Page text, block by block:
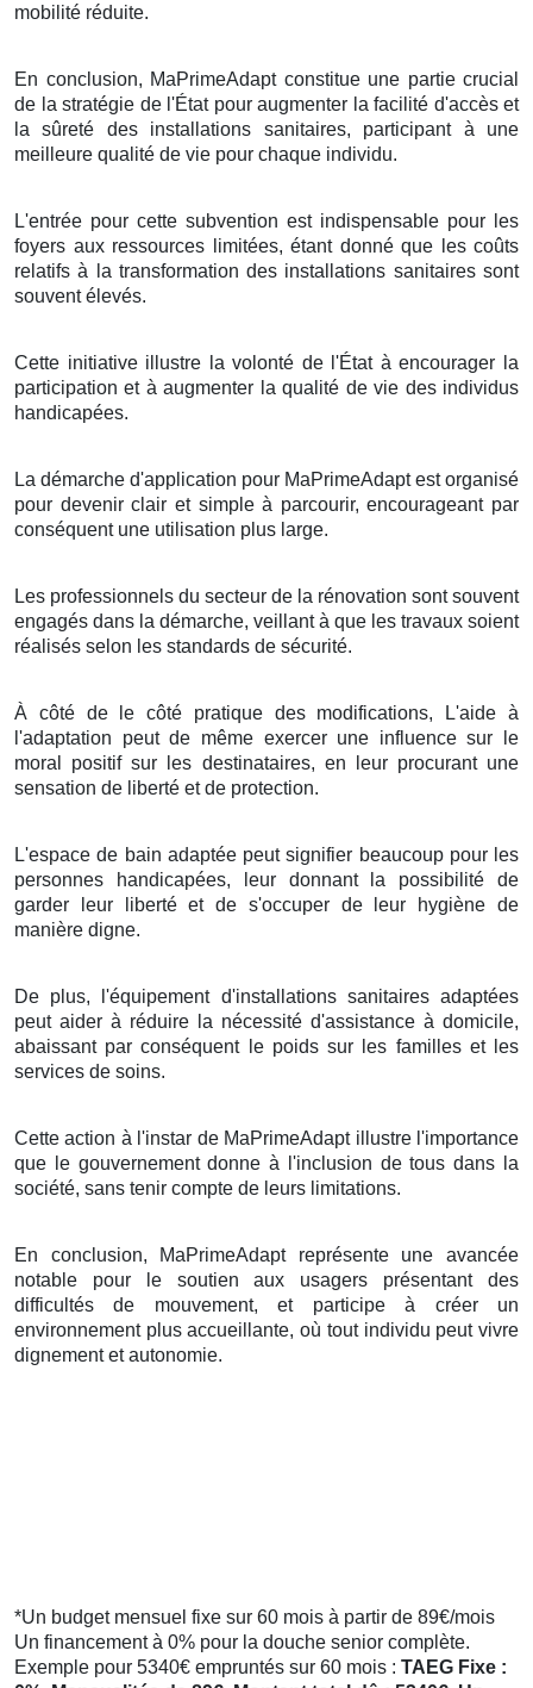
mobilité réduite.
En conclusion, MaPrimeAdapt constitue une partie crucial
de la stratégie de l'État pour augmenter la facilité d'accès et
la sûreté des installations sanitaires, participant à une
meilleure qualité de vie pour chaque individu.
L'entrée pour cette subvention est indispensable pour les
foyers aux ressources limitées, étant donné que les coûts
relatifs à la transformation des installations sanitaires sont
souvent élevés.
Cette initiative illustre la volonté de l'État à encourager la
participation et à augmenter la qualité de vie des individus
handicapées.
La démarche d'application pour MaPrimeAdapt est organisé
pour devenir clair et simple à parcourir, encourageant par
conséquent une utilisation plus large.
Les professionnels du secteur de la rénovation sont souvent
engagés dans la démarche, veillant à que les travaux soient
réalisés selon les standards de sécurité.
À côté de le côté pratique des modifications, L'aide à
l'adaptation peut de même exercer une influence sur le
moral positif sur les destinataires, en leur procurant une
sensation de liberté et de protection.
L'espace de bain adaptée peut signifier beaucoup pour les
personnes handicapées, leur donnant la possibilité de
garder leur liberté et de s'occuper de leur hygiène de
manière digne.
De plus, l'équipement d'installations sanitaires adaptées
peut aider à réduire la nécessité d'assistance à domicile,
abaissant par conséquent le poids sur les familles et les
services de soins.
Cette action à l'instar de MaPrimeAdapt illustre l'importance
que le gouvernement donne à l'inclusion de tous dans la
société, sans tenir compte de leurs limitations.
En conclusion, MaPrimeAdapt représente une avancée
notable pour le soutien aux usagers présentant des
difficultés de mouvement, et participe à créer un
environnement plus accueillante, où tout individu peut vivre
dignement et autonomie.
*Un budget mensuel fixe sur 60 mois à partir de 89€/mois
Un financement à 0% pour la douche senior complète.
Exemple pour 5340€ empruntés sur 60 mois : TAEG Fixe :